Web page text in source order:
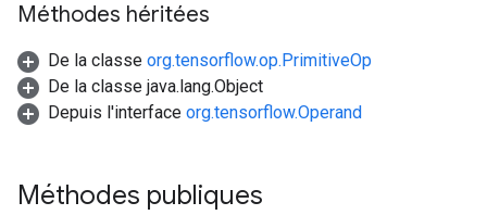
Méthodes héritées
De la classe org.tensorflow.op.PrimitiveOp
De la classe java.lang.Object
Depuis l'interface org.tensorflow.Operand
Méthodes publiques